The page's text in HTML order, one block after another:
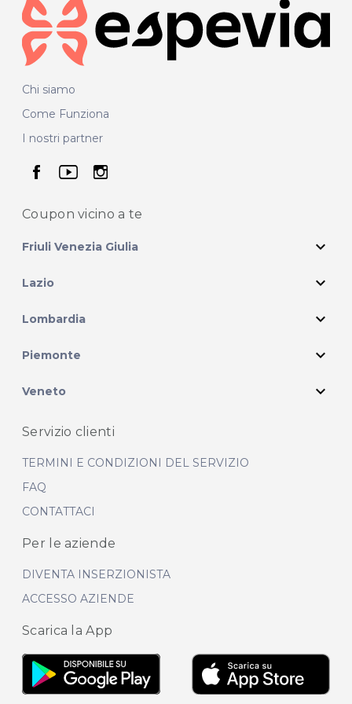
Chi siamo
Come Funziona
I nostri partner
seguici su facebook
seguici su youtube
seguici su instagram
Coupon vicino a te
Friuli Venezia Giulia expand_more
Lazio expand_more
Lombardia expand_more
Piemonte expand_more
Veneto expand_more
Servizio clienti
TERMINI E CONDIZIONI DEL SERVIZIO
FAQ
CONTATTACI
Per le aziende
DIVENTA INSERZIONISTA
ACCESSO AZIENDE
Scarica la App